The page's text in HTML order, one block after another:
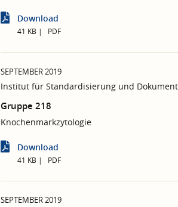
Download
41 KB PDF
SEPTEMBER 2019
Institut für Standardisierung und
Gruppe 218
Knochenmarkzytologie
Download
41 KB PDF
SEPTEMBER 2019